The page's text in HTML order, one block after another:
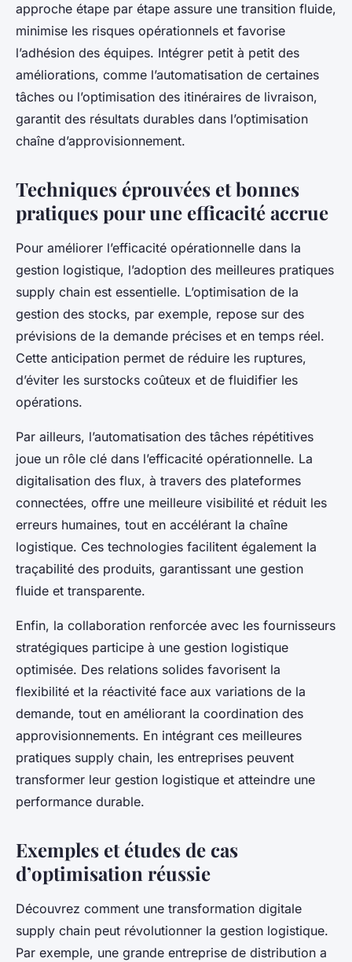
approche étape par étape assure une transition fluide,
minimise les risques opérationnels et favorise
l’adhésion des équipes. Intégrer petit à petit des
améliorations, comme l’automatisation de certaines
tâches ou l’optimisation des itinéraires de livraison,
garantit des résultats durables dans l’optimisation
chaîne d’approvisionnement.
Techniques éprouvées et bonnes
pratiques pour une efficacité accrue
Pour améliorer l’efficacité opérationnelle dans la
gestion logistique, l’adoption des meilleures pratiques
supply chain est essentielle. L’optimisation de la
gestion des stocks, par exemple, repose sur des
prévisions de la demande précises et en temps réel.
Cette anticipation permet de réduire les ruptures,
d’éviter les surstocks coûteux et de fluidifier les
opérations.
Par ailleurs, l’automatisation des tâches répétitives
joue un rôle clé dans l’efficacité opérationnelle. La
digitalisation des flux, à travers des plateformes
connectées, offre une meilleure visibilité et réduit les
erreurs humaines, tout en accélérant la chaîne
logistique. Ces technologies facilitent également la
traçabilité des produits, garantissant une gestion
fluide et transparente.
Enfin, la collaboration renforcée avec les fournisseurs
stratégiques participe à une gestion logistique
optimisée. Des relations solides favorisent la
flexibilité et la réactivité face aux variations de la
demande, tout en améliorant la coordination des
approvisionnements. En intégrant ces meilleures
pratiques supply chain, les entreprises peuvent
transformer leur gestion logistique et atteindre une
performance durable.
Exemples et études de cas
d’optimisation réussie
Découvrez comment une transformation digitale
supply chain peut révolutionner la gestion logistique.
Par exemple, une grande entreprise de distribution a